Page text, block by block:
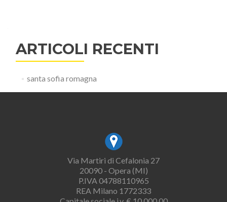
ARTICOLI RECENTI
santa sofia romagna
Via Martiri di Cefalonia 27
20090 - Opera (MI)
P.IVA 04788110965
REA Milano 1772333